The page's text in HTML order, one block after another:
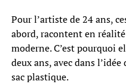
Pour l’artiste de 24 ans,
abord, racontent en
moderne. C’est pourquoi
deux ans, avec dans
sac plastique.